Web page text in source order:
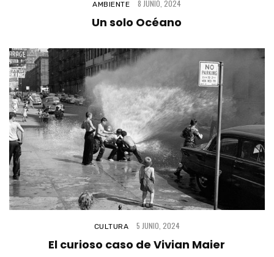
AMBIENTE 8 JUNIO, 2024
Un solo Océano
CULTURA 5 JUNIO, 2024
El curioso caso de Vivian Maier